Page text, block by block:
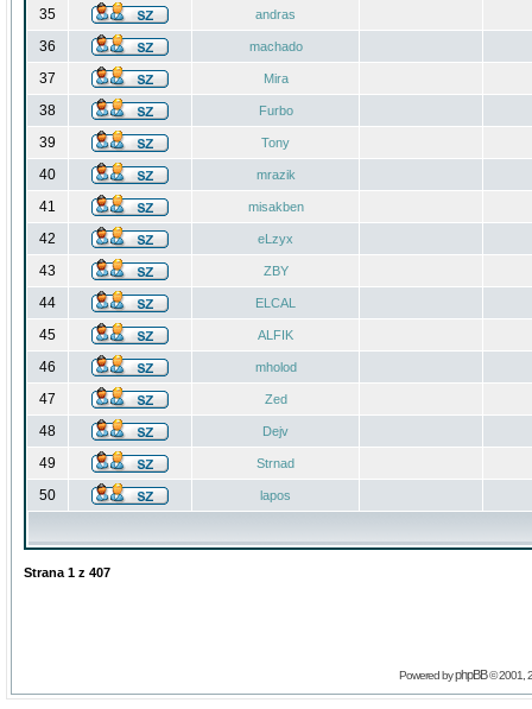
35 andras
36 machado
37 Mira
38 Furbo
39 Tony
40 mrazik
41 misakben
42 eLzyx
43 ZBY
44 ELCAL
45 ALFIK
46 mholod
47 Zed
48 Dejv
49 Strnad
50 lapos
Strana 1 z 407
Powered byphpBB© 2001,